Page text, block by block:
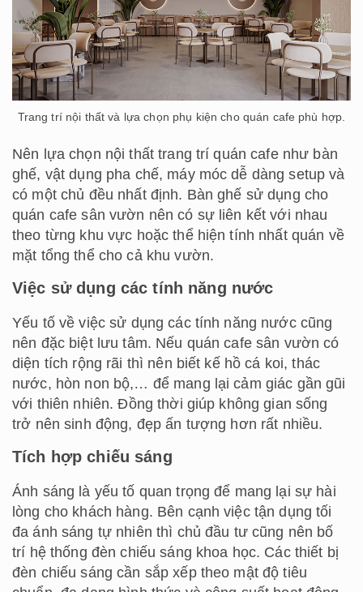
Trang trí nội thất và lựa chọn phụ kiện cho quán cafe phù hợp.
Nên lựa chọn nội thất trang trí quán cafe như bàn
ghế, vật dụng pha chế, máy móc dễ dàng setup và
có một chủ đều nhất định. Bàn ghế sử dụng cho
quán cafe sân vườn nên có sự liên kết với nhau
theo từng khu vực hoặc thể hiện tính nhất quán về
mặt tổng thể cho cả khu vườn.
Việc sử dụng các tính năng nước
Yếu tố về việc sử dụng các tính năng nước cũng
nên đặc biệt lưu tâm. Nếu quán cafe sân vườn có
diện tích rộng rãi thì nên biết kế hồ cá koi, thác
nước, hòn non bộ,… để mang lại cảm giác gần gũi
với thiên nhiên. Đồng thời giúp không gian sống
trở nên sinh động, đẹp ấn tượng hơn rất nhiều.
Tích hợp chiếu sáng
Ánh sáng là yếu tố quan trọng để mang lại sự hài
lòng cho khách hàng. Bên cạnh việc tận dụng tối
đa ánh sáng tự nhiên thì chủ đầu tư cũng nên bố
trí hệ thống đèn chiếu sáng khoa học. Các thiết bị
đèn chiếu sáng cần sắp xếp theo mật độ tiêu